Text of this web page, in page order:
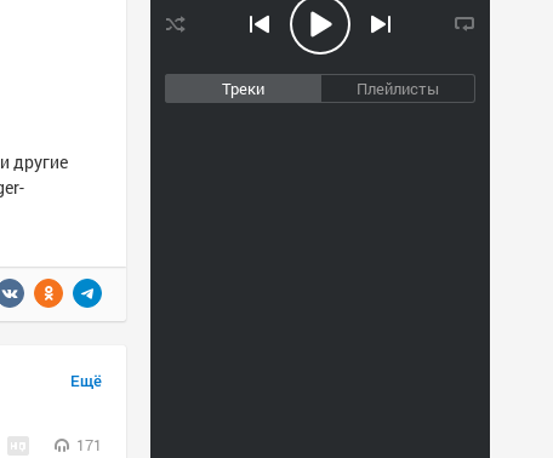
Треки Плейлисты
другие
Ещё
171